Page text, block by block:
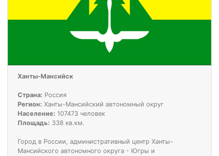
Ханты-Мансийск
Страна: Россия
Регион: Ханты-Мансийский автономный округ
Население: 107473 человек
Площадь: 338 кв.км.
Город в России, административный центр Ханты-
Мансийского автономного округа - Югры и